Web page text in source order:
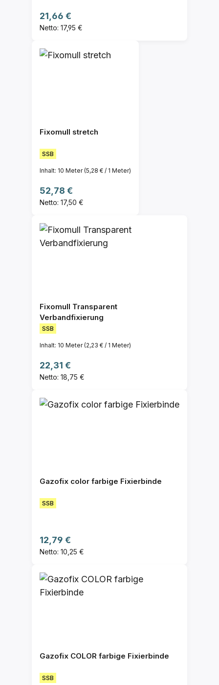
Regulärer Preis:
21,66 €
Netto: 17,95 €
Fixomull stretch
SSB
Inhalt: 10 Meter(5,28 € / 1 Meter)
Regulärer Preis:
52,78 €
Netto: 17,50 €
Fixomull Transparent
Verbandfixierung
SSB
Inhalt: 10 Meter(2,23 € / 1 Meter)
Regulärer Preis:
22,31 €
Netto: 18,75 €
Gazofix color farbige Fixierbinde
SSB
Regulärer Preis:
12,79 €
Netto: 10,25 €
Gazofix COLOR farbige Fixierbinde
SSB